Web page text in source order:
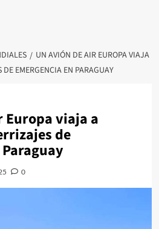
UN AVIÓN DE AIR EUROPA VIAJA
EMERGENCIA EN PARAGUAY
Europa viaja a
de
0